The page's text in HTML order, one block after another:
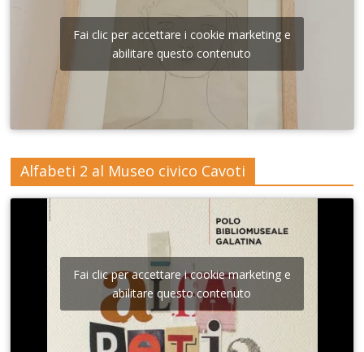
Fai clic per accettare i cookie marketing e
abilitare questo contenuto
Alfabeti 2 al Museo civico Cavoti
Fai clic per accettare i cookie marketing e
abilitare questo contenuto